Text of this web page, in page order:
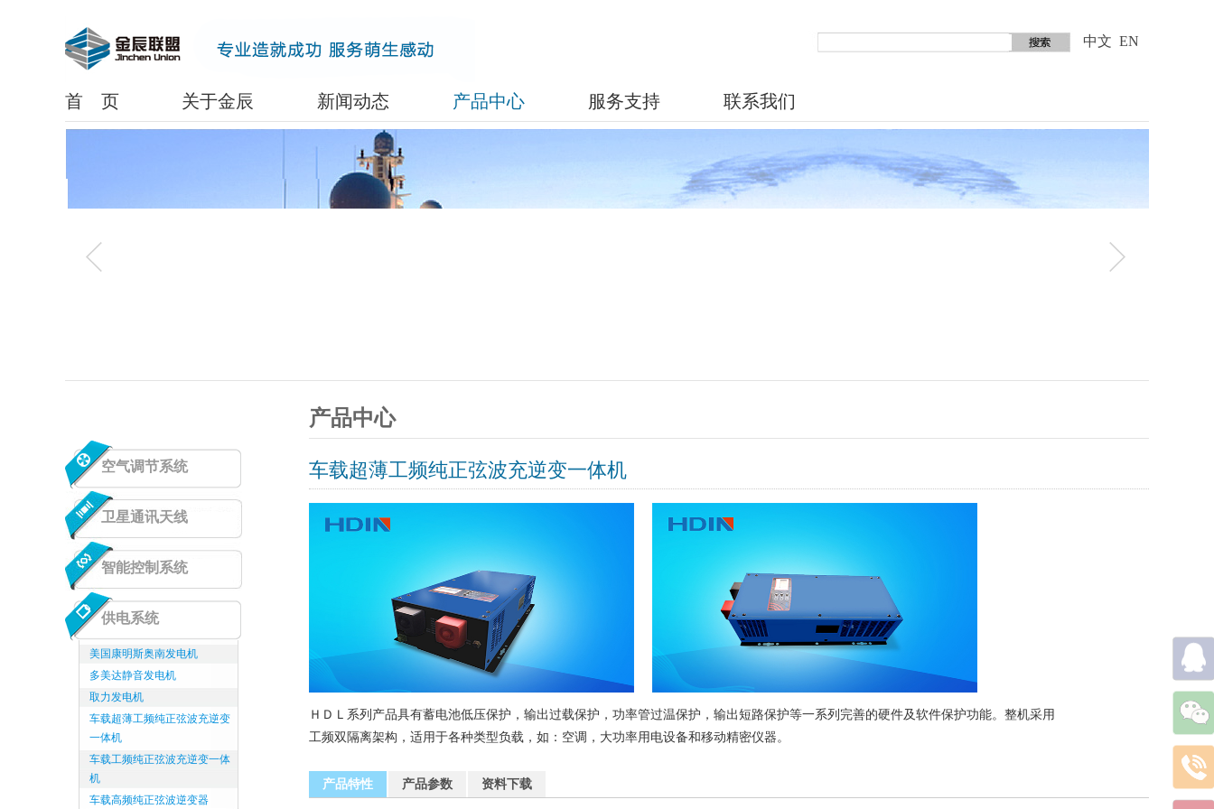
中文 EN
首 页 关于金辰 新闻动态 产品中心 服务支持 联系我们
产品中心
空气调节系统
卫星通讯天线
智能控制系统
供电系统
美国康明斯奥南发电机
多美达静音发电机
取力发电机
车载超薄工频纯正弦波充逆变
一体机
车载工频纯正弦波充逆变一体
机
车载高频纯正弦波逆变器
车载超薄工频纯正弦波充逆变一体机
ＨＤＬ系列产品具有蓄电池低压保护，输出过载保护，功率管过温保护，输出短路保护等一系列完善的硬件及软件保护功能。整机采用
工频双隔离架构，适用于各种类型负载，如：空调，大功率用电设备和移动精密仪器。
产品特性 产品参数 资料下载